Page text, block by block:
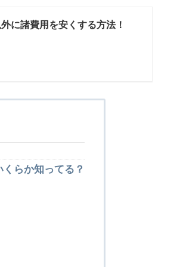
に諸費用を安くする方法！
らか知ってる？